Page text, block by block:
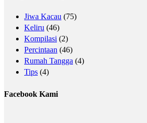
Jiwa Kacau (75)
Keliru (46)
Kompilasi (2)
Percintaan (46)
Rumah Tangga (4)
Tips (4)
Facebook Kami